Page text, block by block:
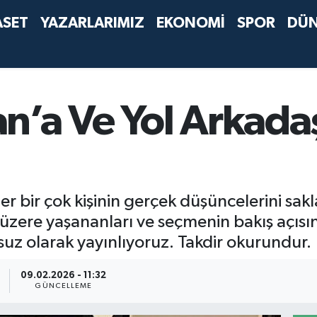
YAZARLARIMIZ EKONOMİ SPOR
Ve Yol
bir çok kişinin gerçek düşüncelerini
yaşananları ve seçmenin bakış
olarak yayınlıyoruz. Takdir okurundur.
09.02.2026 - 11:32
GÜNCELLEME